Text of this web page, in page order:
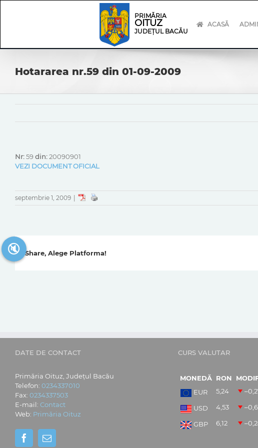
PRIMĂRIA
OITUZ
JUDEȚUL BACĂU
ACASĂ
Hotararea nr.59 din 01-09-2009
Nr:59din:20090901
VEZI DOCUMENT OFICIAL
septembrie 1, 2009
Share, Alege Platforma!
DATE DE CONTACT
Primăria Oituz, Județul Bacău
Telefon: 0234337010
Fax: 0234337503
E-mail: Contact
Web: Primăria Oituz
CURS VALUTAR
MONEDĂ RON
EUR
5,24
USD 4,53
GBP 6,12
🔇